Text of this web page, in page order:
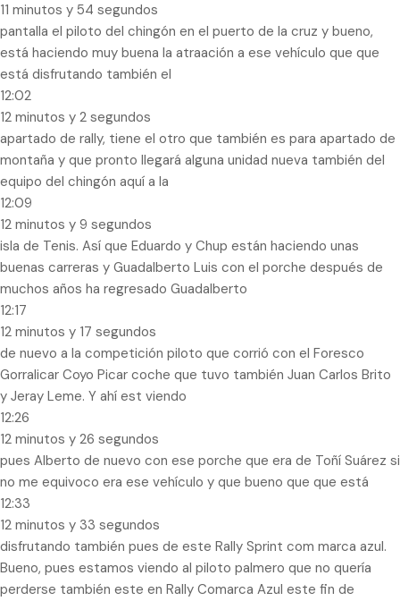
11 minutos y 54 segundos
pantalla el piloto del chingón en el puerto de la cruz y bueno,
está haciendo muy buena la atraación a ese vehículo que que
está disfrutando también el
12:02
12 minutos y 2 segundos
apartado de rally, tiene el otro que también es para apartado de
montaña y que pronto llegará alguna unidad nueva también del
equipo del chingón aquí a la
12:09
12 minutos y 9 segundos
isla de Tenis. Así que Eduardo y Chup están haciendo unas
buenas carreras y Guadalberto Luis con el porche después de
muchos años ha regresado Guadalberto
12:17
12 minutos y 17 segundos
de nuevo a la competición piloto que corrió con el Foresco
Gorralicar Coyo Picar coche que tuvo también Juan Carlos Brito
y Jeray Leme. Y ahí est viendo
12:26
12 minutos y 26 segundos
pues Alberto de nuevo con ese porche que era de Toñí Suárez si
no me equivoco era ese vehículo y que bueno que que está
12:33
12 minutos y 33 segundos
disfrutando también pues de este Rally Sprint com marca azul.
Bueno, pues estamos viendo al piloto palmero que no quería
perderse también este en Rally Comarca Azul este fin de